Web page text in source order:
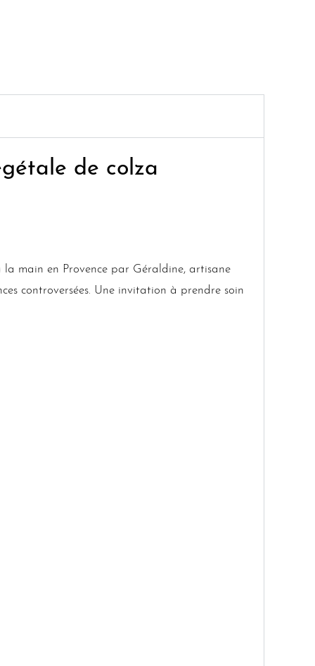
de colza
la main en Provence par Géraldine, artisane
controversées. Une invitation à prendre soin